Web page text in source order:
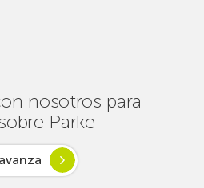
en
nosotros para
Parke